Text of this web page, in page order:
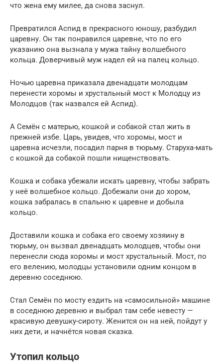
что жена ему милее, да снова заснул.
Превратился Аспид в прекрасного юношу, разбудил
царевну. Он так понравился царевне, что по его
указанию она вызнала у мужа тайну волшебного
кольца. Доверчивый муж надел ей на палец кольцо.
Ночью царевна приказала двенадцати молодцам
перенести хоромы и хрустальный мост к Молодцу из
Молодцов (так назвался ей Аспид).
А Семён с матерью, кошкой и собакой стал жить в
прежней избе. Царь, увидев, что хоромы, мост и
царевна исчезли, посадил парня в тюрьму. Старуха-мать
с кошкой да собакой пошли нищенствовать.
Кошка и собака убежали искать царевну, чтобы забрать
у неё волшебное кольцо. Добежали они до хором,
кошка забралась в спальню к царевне и добыла
кольцо.
Доставили кошка и собака его своему хозяину в
тюрьму, он вызвал двенадцать молодцев, чтобы они
перенесли сюда хоромы и мост хрустальный. Мост, по
его велению, молодцы установили одним концом в
деревню соседнюю.
Стал Семён по мосту ездить на «самосильной» машине
в соседнюю деревню и выбрал там себе невесту —
красивую девушку-сироту. Женится он на ней, пойдут у
них дети, и начнётся новая сказка.
Утопил кольцо